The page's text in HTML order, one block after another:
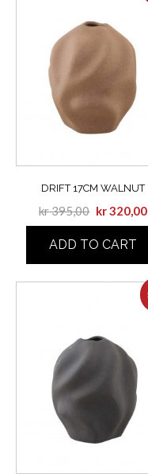
DRIFT 17CM WALNUT
kr395,00 kr320,00
ADD TO CART